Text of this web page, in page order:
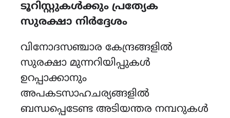
ടൂറിസ്റ്റുകൾക്കും പ്രത്യേക
സുരക്ഷാ നിർദ്ദേശം
വിനോദസഞ്ചാര കേന്ദ്രങ്ങളിൽ
സുരക്ഷാ മുന്നറിയിപ്പുകൾ
ഉറപ്പാക്കാനും
അപകടസാഹചര്യങ്ങളിൽ
ബന്ധപ്പെടേണ്ട അടിയന്തര നമ്പറുകൾ